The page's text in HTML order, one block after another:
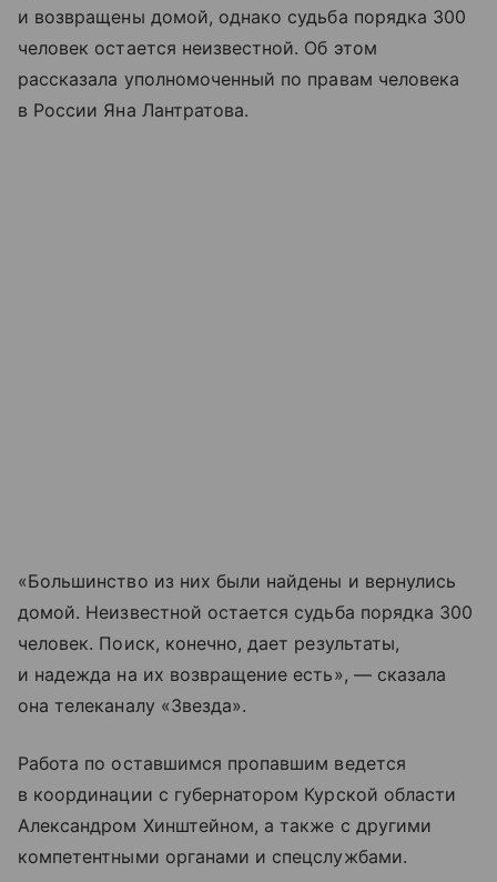
и возвращены домой, однако судьба порядка 300
человек остается неизвестной. Об этом
рассказала уполномоченный по правам человека
в России Яна Лантратова.
«Большинство из них были найдены и вернулись
домой. Неизвестной остается судьба порядка 300
человек. Поиск, конечно, дает результаты,
и надежда на их возвращение есть», — сказала
она телеканалу «Звезда».
Работа по оставшимся пропавшим ведется
в координации с губернатором Курской области
Александром Хинштейном, а также с другими
компетентными органами и спецслужбами.